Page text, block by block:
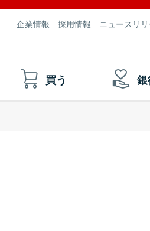
企業情報 採用情報 ニュースリ
買う